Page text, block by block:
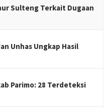
Sulteng Terkait Dugaan
Unhas Ungkap Hasil
Parimo: 28 Terdeteksi